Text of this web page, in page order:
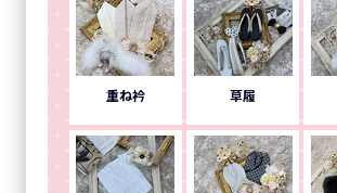
重ね衿 草履